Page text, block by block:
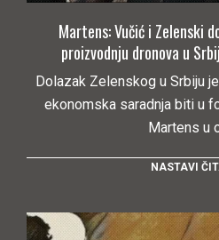
Martens: Vučić i Zelenski
proizvodnju dronova u
Dolazak Zelenskog u Srbiju
ekonomska saradnja biti u
Martens u
NASTAVI